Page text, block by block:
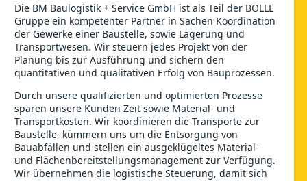
Die BM Baulogistik + Service GmbH ist als Teil der BOLLE
Gruppe ein kompetenter Partner in Sachen Koordination
der Gewerke einer Baustelle, sowie Lagerung und
Transportwesen. Wir steuern jedes Projekt von der
Planung bis zur Ausführung und sichern den
quantitativen und qualitativen Erfolg von Bauprozessen.
Durch unsere qualifizierten und optimierten Prozesse
sparen unsere Kunden Zeit sowie Material- und
Transportkosten. Wir koordinieren die Transporte zur
Baustelle, kümmern uns um die Entsorgung von
Bauabfällen und stellen ein ausgeklügeltes Material-
und Flächenbereitstellungsmanagement zur Verfügung.
Wir übernehmen die logistische Steuerung, damit sich